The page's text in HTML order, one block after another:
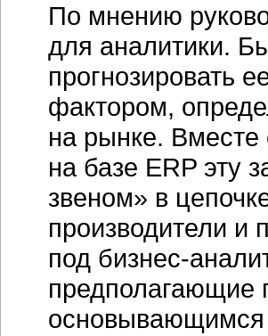
По мнению
для аналитики.
прогнозировать
фактором,
на рынке.
на базе ERP эту
звеном» в
производители и
под бизнес-
предполагающие
основывающимся